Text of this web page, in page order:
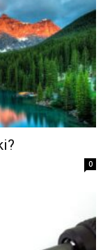
0